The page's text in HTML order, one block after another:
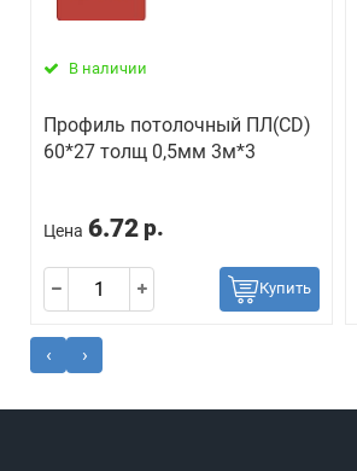
В наличии
Профиль потолочный ПЛ(СD)
60*27 толщ 0,5мм 3м*3
Цена 6.72 р.
Купить
‹ ›